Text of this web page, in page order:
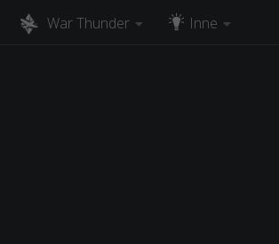
War Thunder Inne